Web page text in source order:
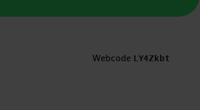
Webcode LY4Zkbt